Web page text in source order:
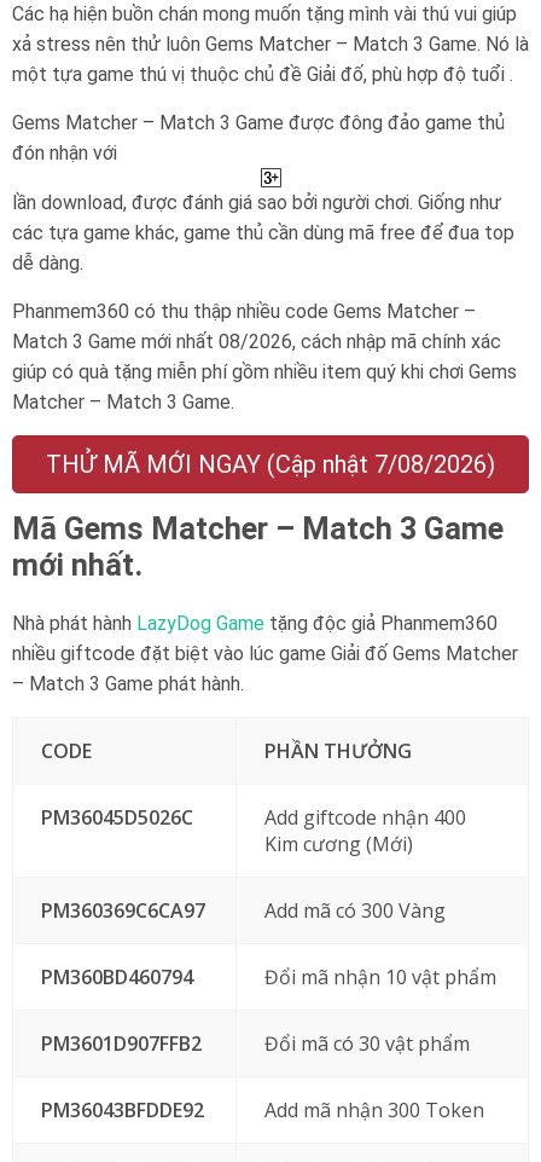
Các hạ hiện buồn chán mong muốn tặng mình vài thú vui giúp
xả stress nên thử luôn Gems Matcher – Match 3 Game. Nó là
một tựa game thú vị thuộc chủ đề Giải đố, phù hợp độ tuổi .
Gems Matcher – Match 3 Game được đông đảo game thủ
đón nhận với
lần download, được đánh giá sao bởi người chơi. Giống như
các tựa game khác, game thủ cần dùng mã free để đua top
dễ dàng.
Phanmem360 có thu thập nhiều code Gems Matcher –
Match 3 Game mới nhất 08/2026, cách nhập mã chính xác
giúp có quà tặng miễn phí gồm nhiều item quý khi chơi Gems
Matcher – Match 3 Game.
THỬ MÃ MỚI NGAY (Cập nhật 7/08/2026)
Mã Gems Matcher – Match 3 Game
mới nhất.
Nhà phát hành LazyDog Game tặng độc giả Phanmem360
nhiều giftcode đặt biệt vào lúc game Giải đố Gems Matcher
– Match 3 Game phát hành.
CODE PHẦN THƯỞNG
PM36045D5026C
Add giftcode nhận 400
Kim cương (Mới)
PM360369C6CA97 Add mã có 300 Vàng
PM360BD460794 Đổi mã nhận 10 vật phẩm
PM3601D907FFB2 Đổi mã có 30 vật phẩm
PM36043BFDDE92 Add mã nhận 300 Token